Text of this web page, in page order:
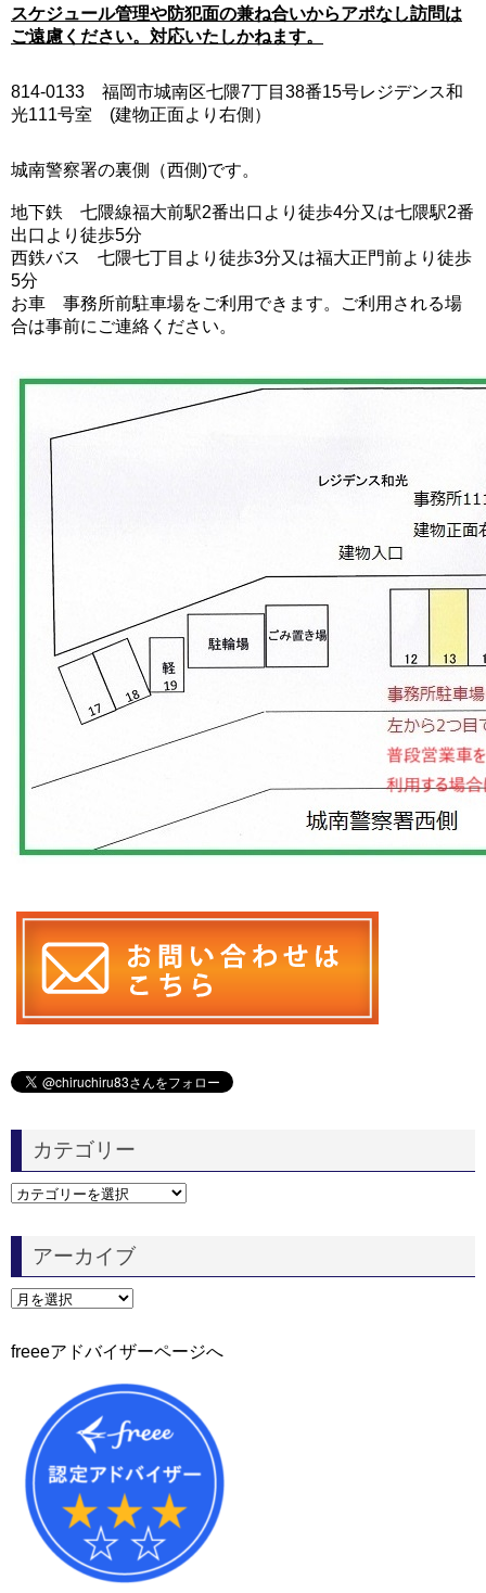
スケジュール管理や防犯面の兼ね合いからアポなし訪問は
ご遠慮ください。対応いたしかねます。
814-0133 福岡市城南区七隈7丁目38番15号レジデンス和
光111号室 (建物正面より右側）
城南警察署の裏側（西側)です。
地下鉄 七隈線福大前駅2番出口より徒歩4分又は七隈駅2番
出口より徒歩5分
西鉄バス 七隈七丁目より徒歩3分又は福大正門前より徒歩
5分
お車 事務所前駐車場をご利用できます。ご利用される場
合は事前にご連絡ください。
カテゴリー
カ
ゴ
ー
アーカイブ
ア
カ
freeeアドバイザーページへ